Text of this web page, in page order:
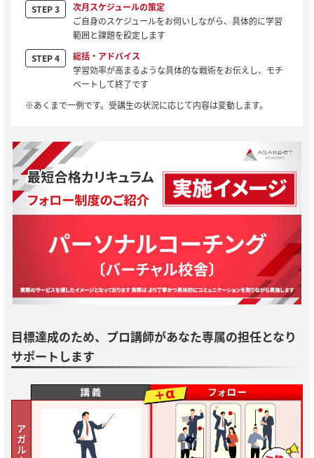
STEP 3
次月スケジュールの策定
ご自身のスケジュールをお伺いしながら、具体的に学習
範囲と課題を設定します
STEP 4
総括・アドバイス
学習効率が高まるような具体的な戦術をお伝えし、モチ
ベートして終了です
※あくまで一例です。受講生の状況に応じて内容は変動します。
目標達成のため、プロ講師があなた専属の担任となり
サポートします